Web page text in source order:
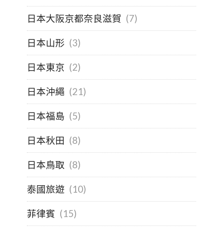
日本大阪京都奈良滋賀 (7)
日本山形 (3)
日本東京 (2)
日本沖繩 (21)
日本福島 (5)
日本秋田 (8)
日本鳥取 (8)
泰國旅遊 (10)
菲律賓 (15)